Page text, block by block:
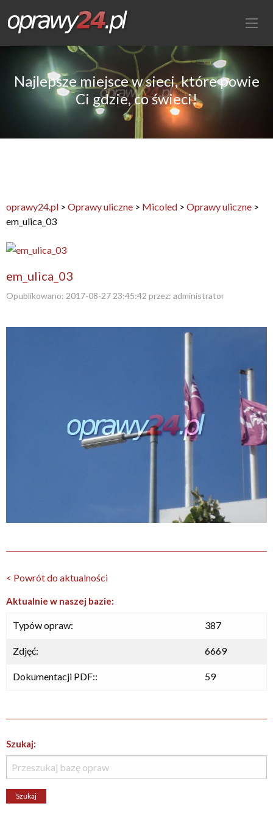
Najlepsze miejsce w sieci, które powie
Ci gdzie, co świeci!
oprawy24.pl > Oprawy uliczne > Micoled > Oprawy uliczne >
em_ulica_03
em_ulica_03
Opublikowano: 2017-08-27 23:45:42 przez: administrator
< Powrót do aktualności
Aktualnie w naszej bazie:
Typów opraw: 387
Zdjęć: 6669
Dokumentacji PDF:: 59
Szukaj: